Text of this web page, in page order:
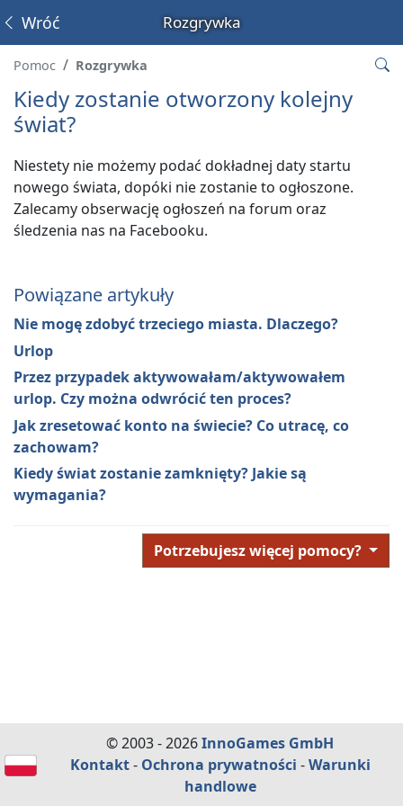
Rozgrywka
Wróć
Pomoc Rozgrywka
Kiedy zostanie otworzony kolejny
świat?
Niestety nie możemy podać dokładnej daty startu
nowego świata, dopóki nie zostanie to ogłoszone.
Zalecamy obserwację ogłoszeń na forum oraz
śledzenia nas na Facebooku.
Powiązane artykuły
Nie mogę zdobyć trzeciego miasta. Dlaczego?
Urlop
Przez przypadek aktywowałam/aktywowałem
urlop. Czy można odwrócić ten proces?
Jak zresetować konto na świecie? Co utracę, co
zachowam?
Kiedy świat zostanie zamknięty? Jakie są
wymagania?
Potrzebujesz więcej pomocy?
© 2003 - 2026InnoGames GmbH
Kontakt- Ochrona prywatności -Warunki
handlowe